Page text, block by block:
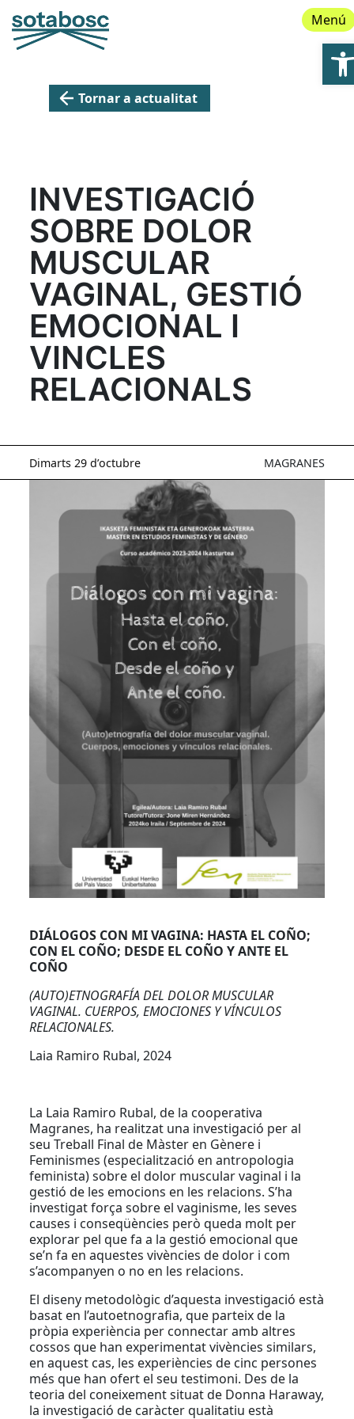
Menú
Tornar a actualitat
INVESTIGACIÓ
SOBRE DOLOR
MUSCULAR
VAGINAL, GESTIÓ
EMOCIONAL I
VINCLES
RELACIONALS
Dimarts 29 d’octubre MAGRANES
DIÁLOGOS CON MI VAGINA: HASTA EL COÑO;
CON EL COÑO; DESDE EL COÑO Y ANTE EL
COÑO
(AUTO)ETNOGRAFÍA DEL DOLOR MUSCULAR
VAGINAL. CUERPOS, EMOCIONES Y VÍNCULOS
RELACIONALES.
Laia Ramiro Rubal, 2024
La Laia Ramiro Rubal, de la cooperativa
Magranes, ha realitzat una investigació per al
seu Treball Final de Màster en Gènere i
Feminismes (especialització en antropologia
feminista) sobre el dolor muscular vaginal i la
gestió de les emocions en les relacions. S’ha
investigat força sobre el vaginisme, les seves
causes i conseqüències però queda molt per
explorar pel que fa a la gestió emocional que
se’n fa en aquestes vivències de dolor i com
s’acompanyen o no en les relacions.
El diseny metodològic d’aquesta investigació està
basat en l’autoetnografia, que parteix de la
pròpia experiència per connectar amb altres
cossos que han experimentat vivències similars,
en aquest cas, les experiències de cinc persones
més que han ofert el seu testimoni. Des de la
teoria del coneixement situat de Donna Haraway,
la investigació de caràcter qualitatiu està